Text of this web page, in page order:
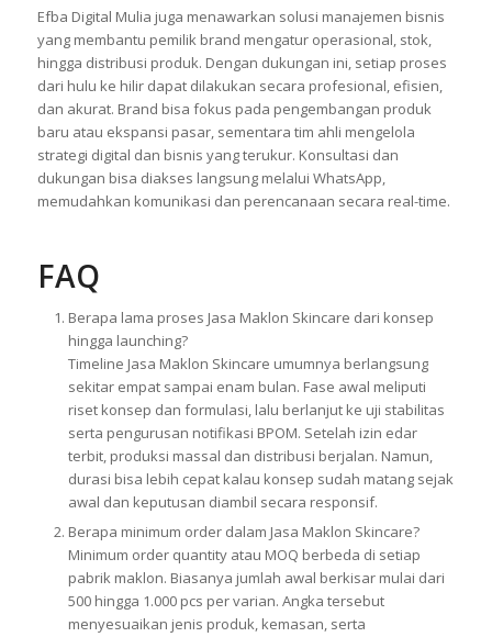
Efba Digital Mulia juga menawarkan solusi manajemen bisnis
yang membantu pemilik brand mengatur operasional, stok,
hingga distribusi produk. Dengan dukungan ini, setiap proses
dari hulu ke hilir dapat dilakukan secara profesional, efisien,
dan akurat. Brand bisa fokus pada pengembangan produk
baru atau ekspansi pasar, sementara tim ahli mengelola
strategi digital dan bisnis yang terukur. Konsultasi dan
dukungan bisa diakses langsung melalui WhatsApp,
memudahkan komunikasi dan perencanaan secara real-time.
FAQ
Berapa lama proses Jasa Maklon Skincare dari konsep
hingga launching?
Timeline Jasa Maklon Skincare umumnya berlangsung
sekitar empat sampai enam bulan. Fase awal meliputi
riset konsep dan formulasi, lalu berlanjut ke uji stabilitas
serta pengurusan notifikasi BPOM. Setelah izin edar
terbit, produksi massal dan distribusi berjalan. Namun,
durasi bisa lebih cepat kalau konsep sudah matang sejak
awal dan keputusan diambil secara responsif.
Berapa minimum order dalam Jasa Maklon Skincare?
Minimum order quantity atau MOQ berbeda di setiap
pabrik maklon. Biasanya jumlah awal berkisar mulai dari
500 hingga 1.000 pcs per varian. Angka tersebut
menyesuaikan jenis produk, kemasan, serta